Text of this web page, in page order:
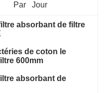
Par   Jour
absorbant de filtre
de coton le
600mm
absorbant de